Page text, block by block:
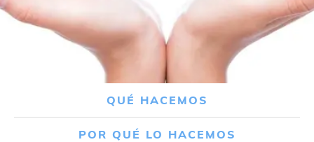
QUÉ HACEMOS
POR QUÉ LO HACEMOS